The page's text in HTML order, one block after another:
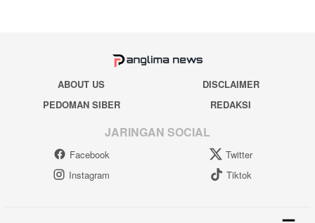
ABOUT US
DISCLAIMER
PEDOMAN SIBER
REDAKSI
JARINGAN SOCIAL
Facebook
Twitter
Instagram
Tiktok